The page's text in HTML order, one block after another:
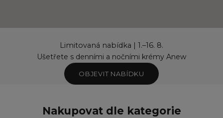
Limitovaná nabídka | 1.–16. 8.
Ušetřete s denními a nočními krémy Anew
OBJEVIT NABÍDKU
Nakupovat dle kategorie